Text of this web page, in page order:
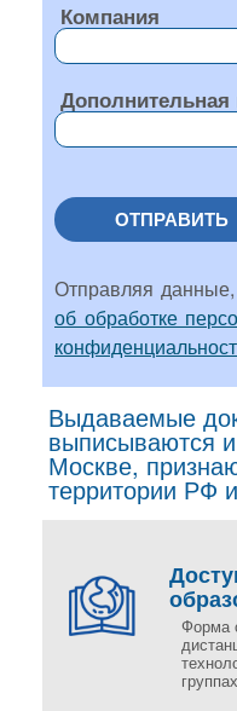
Компания
ОТПРАВИТЬ
Отправляя
об обработке
Выдаваемые
выписываются
Москве,
территории РФ
Форма